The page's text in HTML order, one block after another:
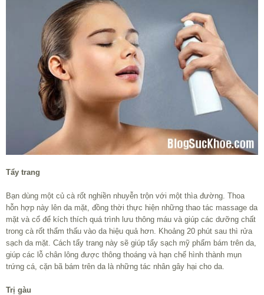
Tẩy trang
Bạn dùng một củ cà rốt nghiền nhuyễn trộn với một thìa đường. Thoa
hỗn hợp này lên da mặt, đồng thời thực hiện những thao tác massage da
mặt và cổ để kích thích quá trình lưu thông máu và giúp các dưỡng chất
trong cà rốt thẩm thấu vào da hiệu quả hơn. Khoảng 20 phút sau thì rửa
sạch da mặt. Cách tẩy trang này sẽ giúp tẩy sạch mỹ phẩm bám trên da,
giúp các lỗ chân lông được thông thoáng và hạn chế hình thành mụn
trứng cá, cặn bã bám trên da là những tác nhân gây hại cho da.
Trị gàu